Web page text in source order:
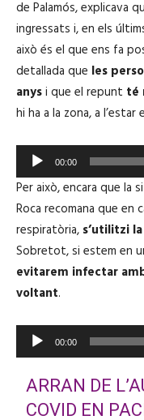
de Palamós, explicava
ingressats i, en els
això és el que ens fa
detallada que les
anysi que el repunt té
hi ha a la zona, a
e
p
r
o
d
u
c
t
00:00
Per això, encara que la
Roca recomana que
respiratòria, s’utilitzi
Sobretot, si estem en
evitarem infectar
voltant.
e
00:00
ARRAN DE
COVID EN